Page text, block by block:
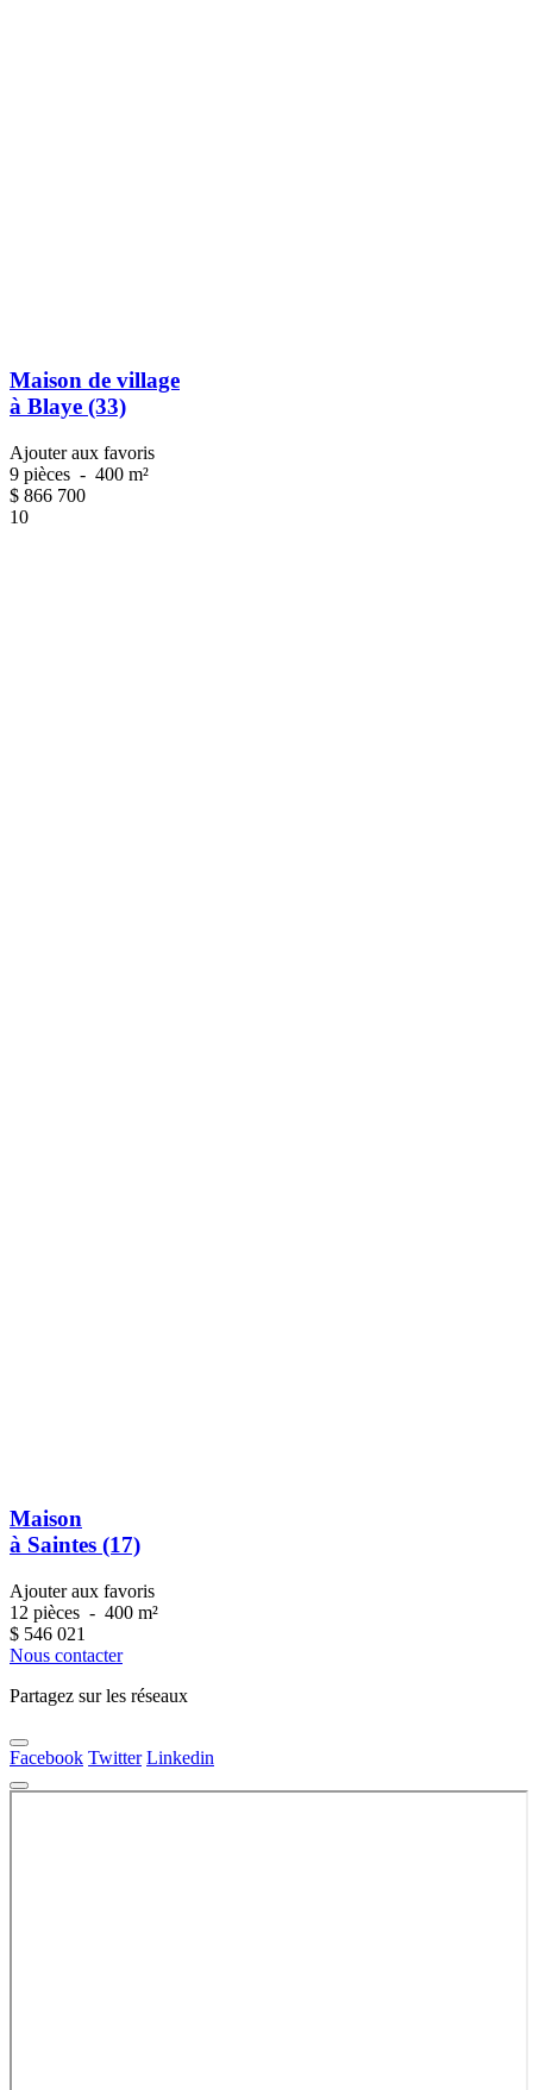
Maison de village
à Blaye (33)
Ajouter aux favoris
9 pièces - 400 m²
$ 866 700
10
Maison
à Saintes (17)
Ajouter aux favoris
12 pièces - 400 m²
$ 546 021
Nous contacter
Partagez sur les réseaux
Facebook Twitter Linkedin